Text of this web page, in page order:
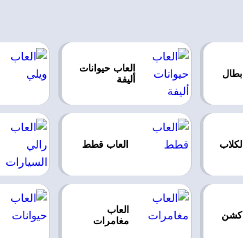
العاب حيوانات
أليفة
العاب قطط
العاب
مغامرات